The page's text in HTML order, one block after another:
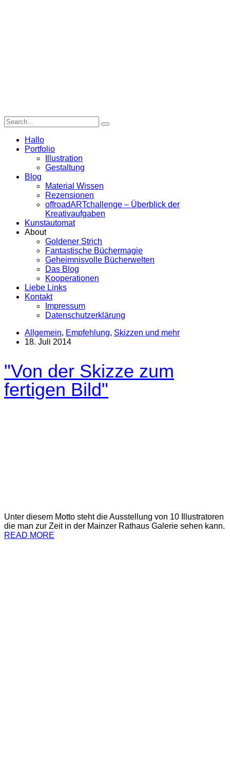
Hallo
Portfolio
Illustration
Gestaltung
Blog
Material Wissen
Rezensionen
offroadARTchallenge – Überblick der
Kreativaufgaben
Kunstautomat
About
Goldener Strich
Fantastische Büchermagie
Geheimnisvolle Bücherwelten
Das Blog
Kooperationen
Liebe Links
Kontakt
Impressum
Datenschutzerklärung
Allgemein, Empfehlung, Skizzen und mehr
18. Juli 2014
"Von der Skizze zum
fertigen Bild"
Unter diesem Motto steht die Ausstellung von 10 Illustratoren
die man zur Zeit in der Mainzer Rathaus Galerie sehen kann.
READ MORE